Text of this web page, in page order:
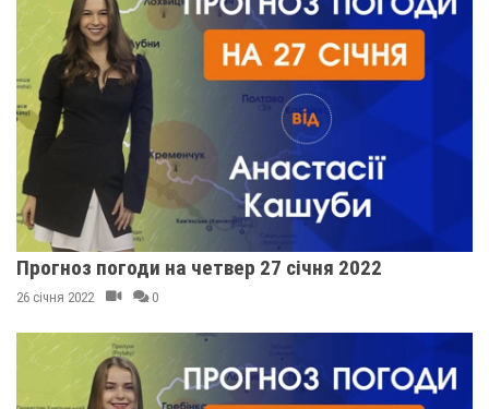
Прогноз погоди на четвер 27 січня 2022
26 січня 2022 0